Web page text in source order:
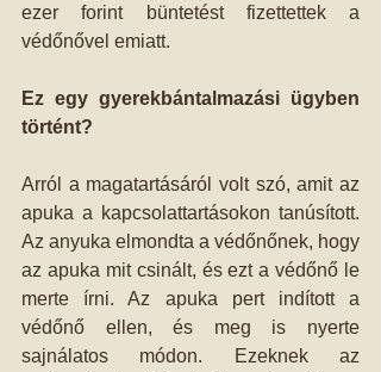
ezer forint büntetést fizettettek a
védőnővel emiatt.
Ez egy gyerekbántalmazási ügyben
történt?
Arról a magatartásáról volt szó, amit az
apuka a kapcsolattartásokon tanúsított.
Az anyuka elmondta a védőnőnek, hogy
az apuka mit csinált, és ezt a védőnő le
merte írni. Az apuka pert indított a
védőnő ellen, és meg is nyerte
sajnálatos módon. Ezeknek az